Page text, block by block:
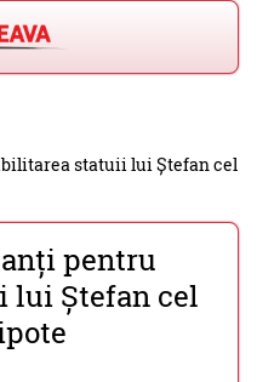
statuii lui Ștefan cel
pentru
lui Ștefan cel